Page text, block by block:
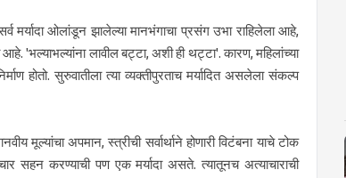
मर्यादा ओलांडून झालेल्या मानभंगाचा प्रसंग उभा राहिलेला आहे,
'भल्याभल्यांना लावील बट्टा, अशी ही थट्टा'. कारण, महिलांच्या
होतो. सुरुवातीला त्या व्यक्तीपुरताच मर्यादित असलेला संकल्प
अपमान, स्त्रीची सर्वार्थाने होणारी विटंबना याचे टोक
सहन करण्याची पण एक मर्यादा असते. त्यातूनच अत्याचाराची